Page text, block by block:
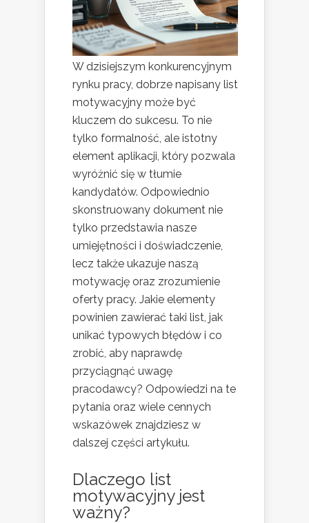
W dzisiejszym konkurencyjnym
rynku pracy, dobrze napisany list
motywacyjny może być
kluczem do sukcesu. To nie
tylko formalność, ale istotny
element aplikacji, który pozwala
wyróżnić się w tłumie
kandydatów. Odpowiednio
skonstruowany dokument nie
tylko przedstawia nasze
umiejętności i doświadczenie,
lecz także ukazuje naszą
motywację oraz zrozumienie
oferty pracy. Jakie elementy
powinien zawierać taki list, jak
unikać typowych błędów i co
zrobić, aby naprawdę
przyciągnąć uwagę
pracodawcy? Odpowiedzi na te
pytania oraz wiele cennych
wskazówek znajdziesz w
dalszej części artykułu.
Dlaczego list
motywacyjny jest
ważny?